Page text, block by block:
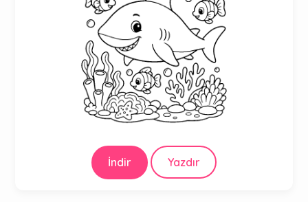
İndir Yazdır